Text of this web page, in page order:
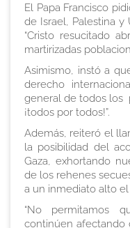
El Papa Francisco
de Israel, Palestina
“Cristo resucitado
martirizadas
Asimismo, instó a
derecho
general de todos los
¡todos por todos!”.
Además, reiteró el
la posibilidad del
Gaza, exhortando
de los rehenes
a un inmediato alto el
“No permitamos
continúen